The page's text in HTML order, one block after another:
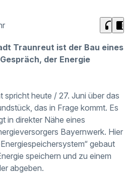
headphones chrome_reader_mode
Traunreut ist der Bau eines
der Energie
spricht heute / 27. Juni über das
das in Frage kommt. Es
in direkter Nähe eines
Bayernwerk. Hier
gebaut
speichern und zu einem
abgeben.